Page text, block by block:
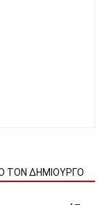
ΤΟΝ ΔΗΜΙΟΥΡΓΟ